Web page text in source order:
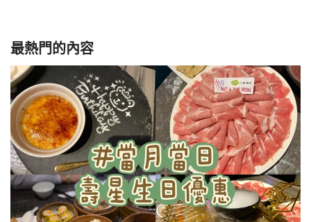
最熱門的內容